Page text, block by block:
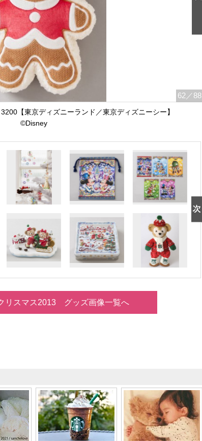
62 ／88
【東京ディズニーランド／東京ディズニーシー】
©Disney
リスマス2013 グッズ画像一覧へ